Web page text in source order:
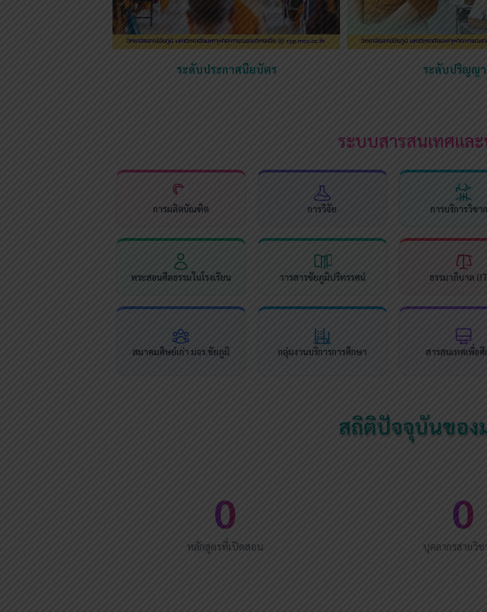
ระดับประกาศนียบัตร ระดับปริญญ
ระบบสารสนเทศแล
การผลิตบัณฑิต การวิจัย การบริการวิชา
พระสอนศีลธรรมในโรงเรียน วารสารชัยภูมิปริทรรศน์ ธรรมาภิบาล
สมาคมศิษย์เก่า มจร.ชัยภูมิ กลุ่มงานบริการการศึกษา สารสนเทศเพื่อ
สถิติปัจจุบันของ
0
หลักสูตรที่เปิดสอน
0
บุคลากรสายวิช